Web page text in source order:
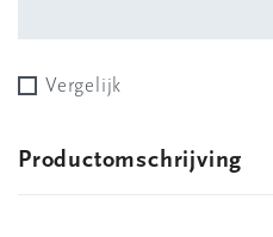
Vergelijk
Productomschrijving